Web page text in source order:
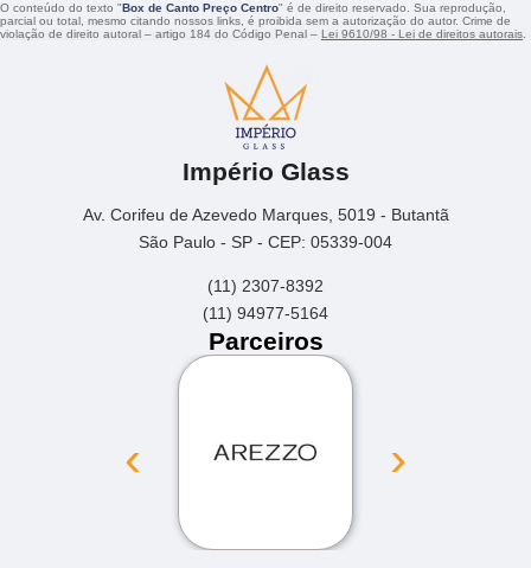
O conteúdo do texto "Box de Canto Preço Centro" é de direito reservado. Sua reprodução,
parcial ou total, mesmo citando nossos links, é proibida sem a autorização do autor. Crime de
violação de direito autoral – artigo 184 do Código Penal – Lei 9610/98 - Lei de direitos autorais.
Império Glass
Av. Corifeu de Azevedo Marques, 5019 - Butantã
São Paulo - SP - CEP: 05339-004
(11) 2307-8392
(11) 94977-5164
Parceiros
‹ ›